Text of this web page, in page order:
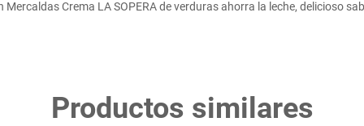
Mercaldas Crema LA SOPERA de verduras ahorra la leche, delicioso
Productos similares